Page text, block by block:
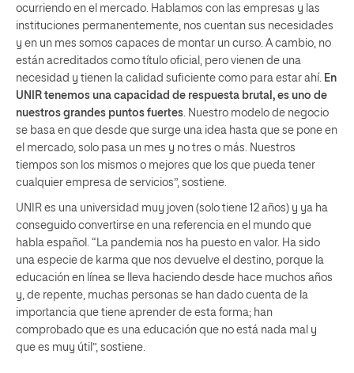
ocurriendo en el mercado. Hablamos con las empresas y las
instituciones permanentemente, nos cuentan sus necesidades
y en un mes somos capaces de montar un curso. A cambio, no
están acreditados como título oficial, pero vienen de una
necesidad y tienen la calidad suficiente como para estar ahí. En
UNIR tenemos una capacidad de respuesta brutal, es uno de
nuestros grandes puntos fuertes. Nuestro modelo de negocio
se basa en que desde que surge una idea hasta que se pone en
el mercado, solo pasa un mes y no tres o más. Nuestros
tiempos son los mismos o mejores que los que pueda tener
cualquier empresa de servicios”, sostiene.
UNIR es una universidad muy joven (solo tiene 12 años) y ya ha
conseguido convertirse en una referencia en el mundo que
habla español. “La pandemia nos ha puesto en valor. Ha sido
una especie de karma que nos devuelve el destino, porque la
educación en línea se lleva haciendo desde hace muchos años
y, de repente, muchas personas se han dado cuenta de la
importancia que tiene aprender de esta forma; han
comprobado que es una educación que no está nada mal y
que es muy útil”, sostiene.